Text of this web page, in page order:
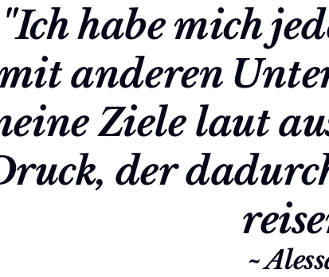
"Ich habe mich
anderen
Ziele laut
der
~